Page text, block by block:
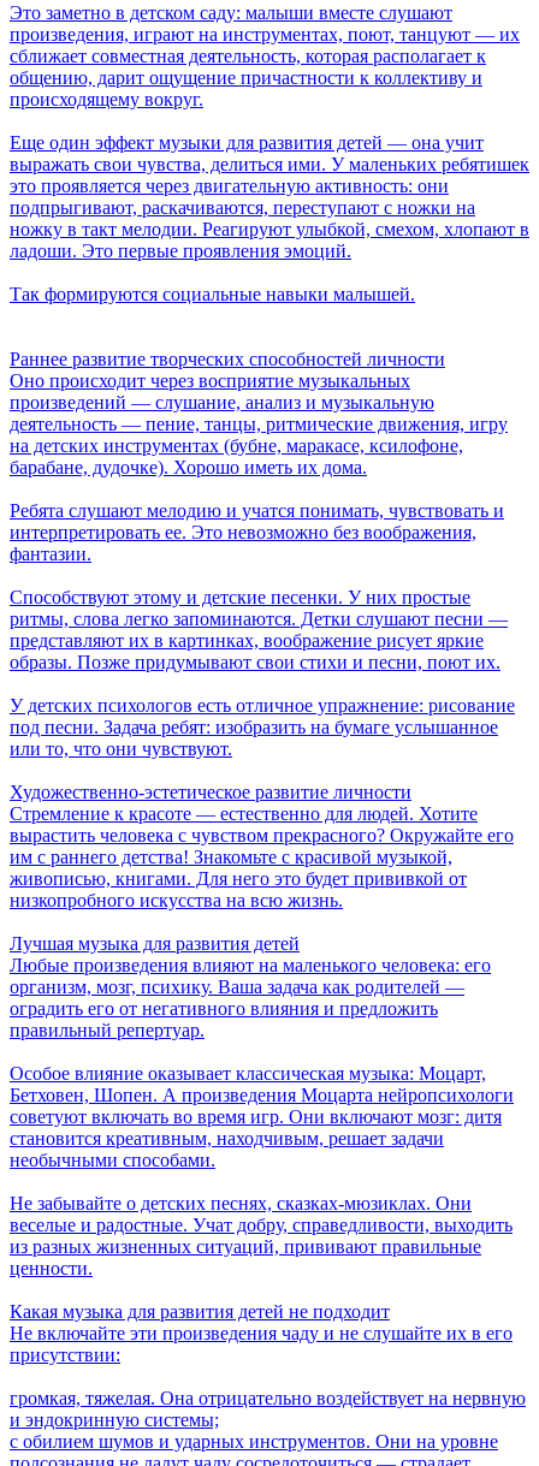
Это заметно в детском саду: малыши вместе слушают
произведения, играют на инструментах, поют, танцуют — их
сближает совместная деятельность, которая располагает к
общению, дарит ощущение причастности к коллективу и
происходящему вокруг.
Еще один эффект музыки для развития детей — она учит
выражать свои чувства, делиться ими. У маленьких ребятишек
это проявляется через двигательную активность: они
подпрыгивают, раскачиваются, переступают с ножки на
ножку в такт мелодии. Реагируют улыбкой, смехом, хлопают в
ладоши. Это первые проявления эмоций.
Так формируются социальные навыки малышей.
Раннее развитие творческих способностей личности
Оно происходит через восприятие музыкальных
произведений — слушание, анализ и музыкальную
деятельность — пение, танцы, ритмические движения, игру
на детских инструментах (бубне, маракасе, ксилофоне,
барабане, дудочке). Хорошо иметь их дома.
Ребята слушают мелодию и учатся понимать, чувствовать и
интерпретировать ее. Это невозможно без воображения,
фантазии.
Способствуют этому и детские песенки. У них простые
ритмы, слова легко запоминаются. Детки слушают песни —
представляют их в картинках, воображение рисует яркие
образы. Позже придумывают свои стихи и песни, поют их.
У детских психологов есть отличное упражнение: рисование
под песни. Задача ребят: изобразить на бумаге услышанное
или то, что они чувствуют.
Художественно-эстетическое развитие личности
Стремление к красоте — естественно для людей. Хотите
вырастить человека с чувством прекрасного? Окружайте его
им с раннего детства! Знакомьте с красивой музыкой,
живописью, книгами. Для него это будет прививкой от
низкопробного искусства на всю жизнь.
Лучшая музыка для развития детей
Любые произведения влияют на маленького человека: его
организм, мозг, психику. Ваша задача как родителей —
оградить его от негативного влияния и предложить
правильный репертуар.
Особое влияние оказывает классическая музыка: Моцарт,
Бетховен, Шопен. А произведения Моцарта нейропсихологи
советуют включать во время игр. Они включают мозг: дитя
становится креативным, находчивым, решает задачи
необычными способами.
Не забывайте о детских песнях, сказках-мюзиклах. Они
веселые и радостные. Учат добру, справедливости, выходить
из разных жизненных ситуаций, прививают правильные
ценности.
Какая музыка для развития детей не подходит
Не включайте эти произведения чаду и не слушайте их в его
присутствии:
громкая, тяжелая. Она отрицательно воздействует на нервную
и эндокринную системы;
с обилием шумов и ударных инструментов. Они на уровне